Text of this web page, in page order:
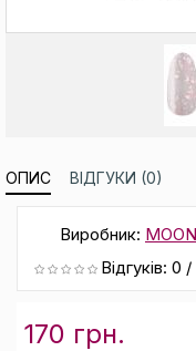
ОПИС ВІДГУКИ (0)
Виробник: MOON
Відгуків: 0 /
170 грн.